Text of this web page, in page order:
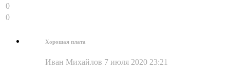
0
0
Хорошая плата
Иван Михайлов 7 июля 2020 23:21